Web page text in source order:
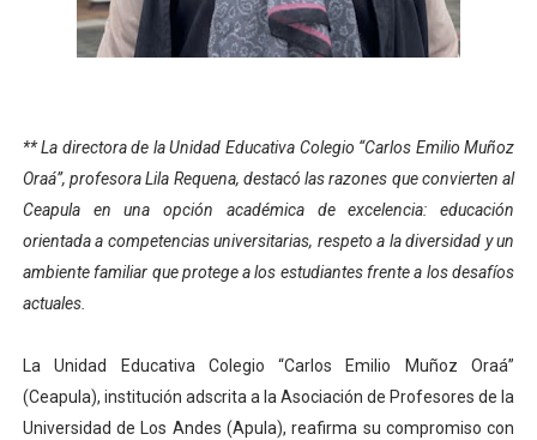
Expertos inspeccionan espacios del OAN para la
Campo Elías avanza con plan de asfaltado
Encuentro estadal fortalece la coordinación de
Gobernador Arnaldo Sánchez apadrina a más de 993
Plan Quirúrgico Regional llega a Pueblo Llano con la
** La directora de la Unidad Educativa Colegio “Carlos Emilio Muñoz
Oraá”, profesora Lila Requena, destacó las razones que convierten al
Ceapula en una opción académica de excelencia: educación
orientada a competencias universitarias, respeto a la diversidad y un
ambiente familiar que protege a los estudiantes frente a los desafíos
actuales.
La Unidad Educativa Colegio “Carlos Emilio Muñoz Oraá”
(Ceapula), institución adscrita a la Asociación de Profesores de la
Universidad de Los Andes (Apula), reafirma su compromiso con